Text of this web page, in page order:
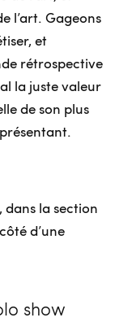
l’art. Gageons
et
rétrospective
la juste valeur
de son plus
dans la section
d’une
show